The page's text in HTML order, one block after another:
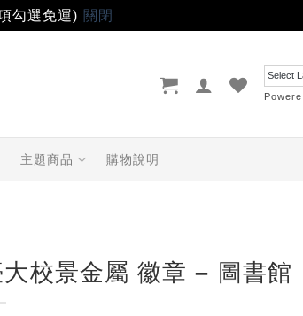
勾選免運) 關閉
主題商品 購物說明
大校景金屬 徽章 – 圖書館